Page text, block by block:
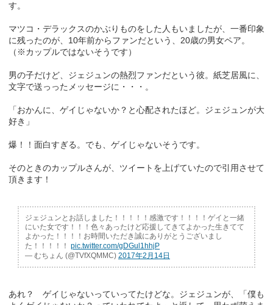
す。
マツコ・デラックスのかぶりものをした人もいましたが、一番印象
に残ったのが、10年前からファンだという、20歳の男女ペア。
（※カップルではないそうです）
男の子だけど、ジェジュンの熱烈ファンだという彼。紙芝居風に、
文字で送っったメッセージに・・・。
「おかんに、ゲイじゃないか？と心配されたほど。ジェジュンが大
好き」
爆！！面白すぎる。でも、ゲイじゃないそうです。
そのときのカップルさんが、ツイートを上げていたので引用させて
頂きます！
ジェジュンとお話しました！！！！！感激です！！！！ゲイと一緒
にいた女です！！！色々あったけど応援してきてよかった生きてて
よかった！！！！お時間いただき誠にありがとうございまし
た！！！！！ pic.twitter.com/gDGul1hhjP
— むちょん (@TVfXQMMC) 2017年2月14日
あれ？ ゲイじゃないっていってたけどな。ジェジュンが、「僕も